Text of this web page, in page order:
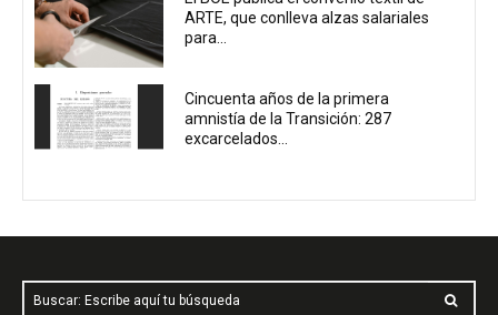
ARTE, que conlleva alzas salariales
para...
Cincuenta años de la primera
amnistía de la Transición: 287
excarcelados...
Buscar: Escribe aquí tu búsqueda